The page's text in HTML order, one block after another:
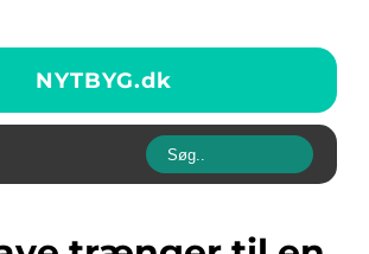
NYTBYG.dk